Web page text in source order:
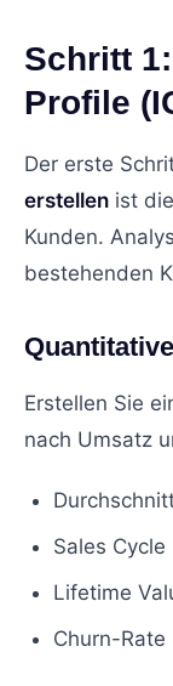
Schritt
Profile
Der erste
erstellen ist
Kunden.
bestehenden
Erstellen Sie
nach Umsatz
Sales Cycle
Lifetime
Churn-Rate